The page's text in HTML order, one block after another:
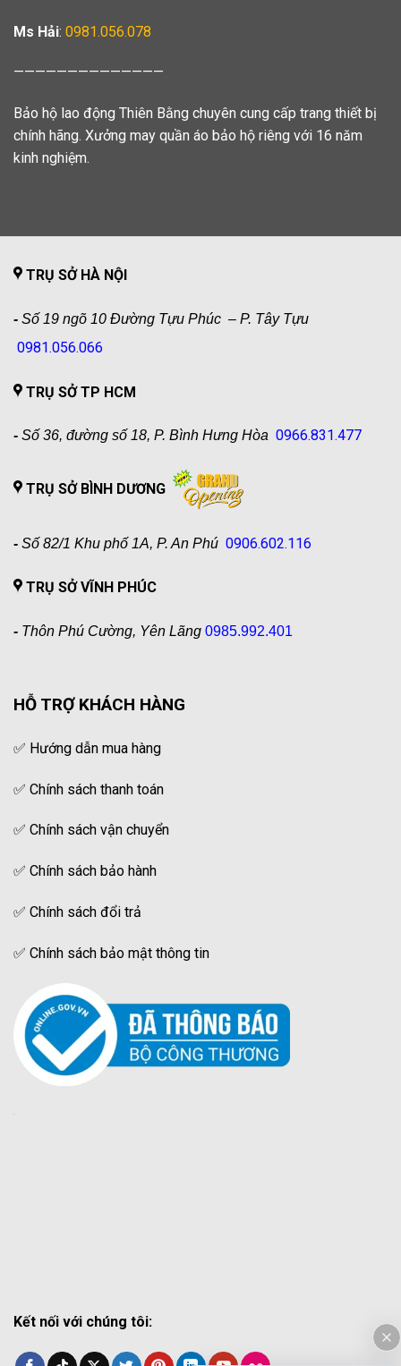
Ms Hải: 0981.056.078
——————————————
Bảo hộ lao động Thiên Bằng chuyên cung cấp trang thiết bị
chính hãng. Xưởng may quần áo bảo hộ riêng với 16 năm
kinh nghiệm.
TRỤ SỞ HÀ NỘI
- Số 19 ngõ 10 Đường Tựu Phúc – P. Tây Tựu
0981.056.066
TRỤ SỞ TP HCM
- Số 36, đường số 18, P. Bình Hưng Hòa 0966.831.477
TRỤ SỞ BÌNH DƯƠNG
- Số 82/1 Khu phố 1A, P. An Phú 0906.602.116
TRỤ SỞ VĨNH PHÚC
- Thôn Phú Cường, Yên Lãng 0985.992.401
HỖ TRỢ KHÁCH HÀNG
✅ Hướng dẫn mua hàng
✅ Chính sách thanh toán
✅ Chính sách vận chuyển
✅ Chính sách bảo hành
✅ Chính sách đổi trả
✅ Chính sách bảo mật thông tin
Kết nối với chúng tôi: